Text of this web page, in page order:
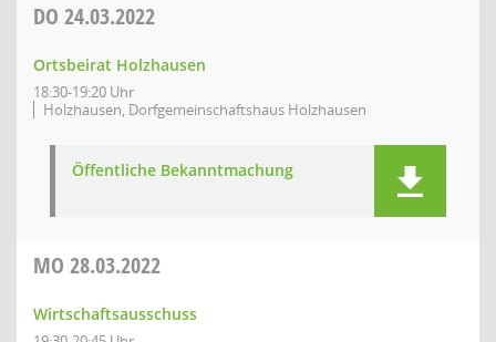
DO 24.03.2022
Ortsbeirat Holzhausen
18:30-19:20 Uhr
Holzhausen, Dorfgemeinschaftshaus Holzhausen
Öffentliche Bekanntmachung
MO 28.03.2022
Wirtschaftsausschuss